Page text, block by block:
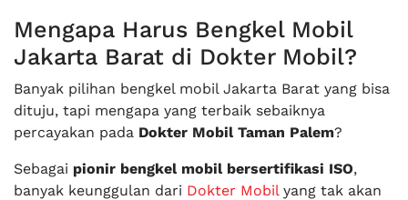
Mengapa Harus Bengkel Mobil
Jakarta Barat di Dokter Mobil?
Banyak pilihan bengkel mobil Jakarta Barat yang bisa
dituju, tapi mengapa yang terbaik sebaiknya
percayakan pada Dokter Mobil Taman Palem?
Sebagai pionir bengkel mobil bersertifikasi ISO,
banyak keunggulan dari Dokter Mobilyang tak akan